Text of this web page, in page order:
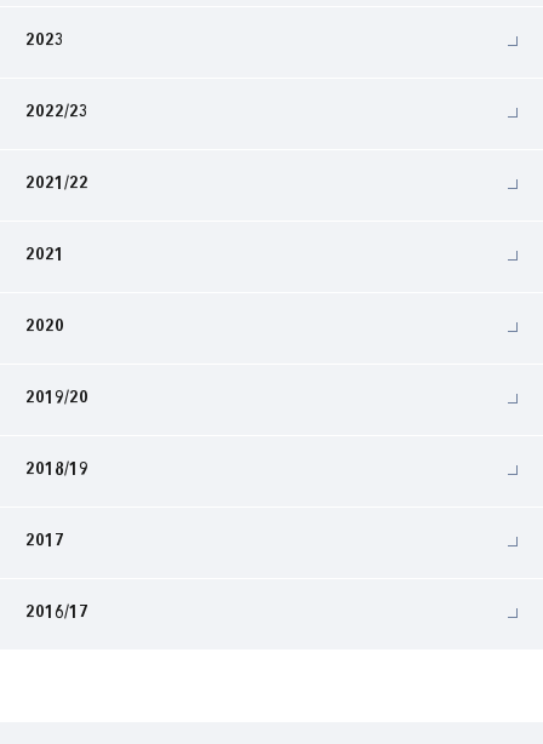
2023
2022/23
2021/22
2021
2020
2019/20
2018/19
2017
2016/17